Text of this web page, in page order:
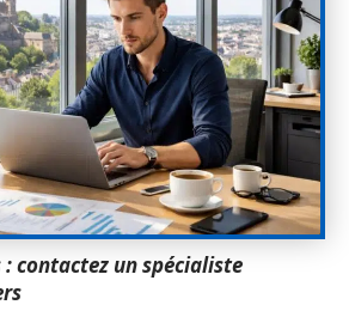
contactez un spécialiste